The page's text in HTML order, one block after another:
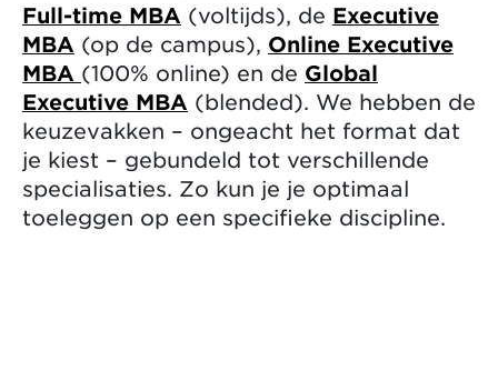
Full-time MBA (voltijds), de Executive
MBA (op de campus), Online Executive
MBA (100% online) en de Global
Executive MBA (blended). We hebben de
keuzevakken – ongeacht het format dat
je kiest – gebundeld tot verschillende
specialisaties. Zo kun je je optimaal
toeleggen op een specifieke discipline.